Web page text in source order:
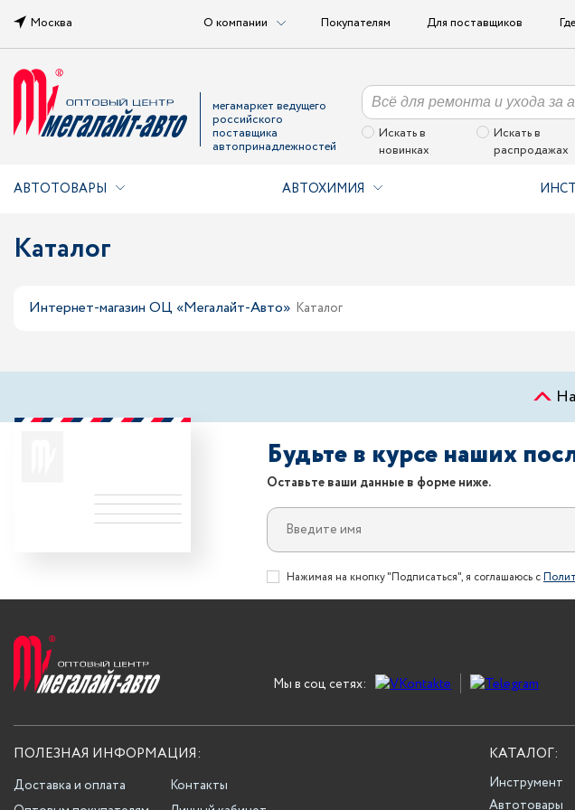
Москва О компании Покупателям Для поставщиков
мегамаркет ведущего
российского
поставщика
автопринадлежностей
Искать в
новинках
Искать в
распродажах
АВТОТОВАРЫ АВТОХИМИЯ
Каталог
Интернет-магазин ОЦ «Мегалайт-Авто» Каталог
Будьте в курсе наших
Оставьте ваши данные в форме ниже.
Нажимая на кнопку "Подписаться", я соглашаюсь с
Мы в соц сетях:
ПОЛЕЗНАЯ ИНФОРМАЦИЯ:
Доставка и оплата
Контакты
КАТАЛОГ:
Инструмент
Автотовары